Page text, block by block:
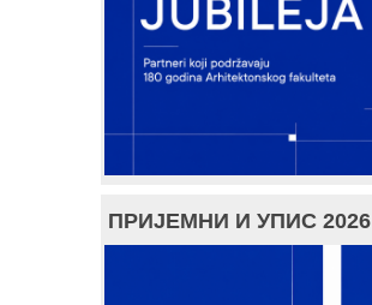
ПРИЈЕМНИ И УПИС 2026